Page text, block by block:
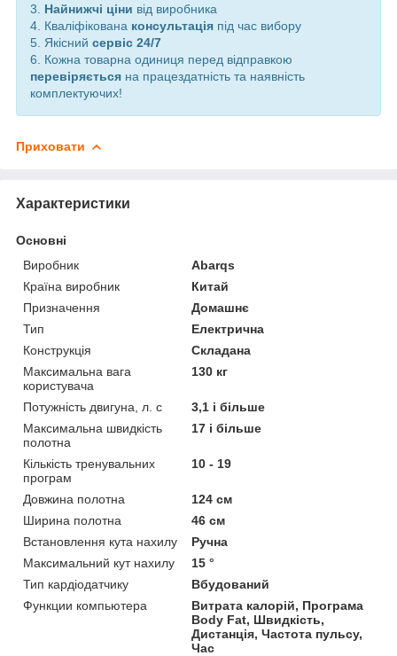
3. Найнижчі ціни від виробника
4. Кваліфікована консультація під час вибору
5. Якісний сервіс 24/7
6. Кожна товарна одиниця перед відправкою
перевіряється на працездатність та наявність
комплектуючих!
Приховати
Характеристики
Основні
Виробник
Abarqs
Країна виробник
Китай
Призначення
Домашнє
Тип
Електрична
Конструкція
Складана
Максимальна вага
користувача
130 кг
Потужність двигуна, л. с
3,1 і більше
Максимальна швидкість
полотна
17 і більше
Кількість тренувальних
програм
10 - 19
Довжина полотна
124 см
Ширина полотна
46 см
Встановлення кута нахилу
Ручна
Максимальний кут нахилу
15 °
Тип кардіодатчику
Вбудований
Функции компьютера
Витрата калорій, Програма
Body Fat, Швидкість,
Дистанція, Частота пульсу,
Час